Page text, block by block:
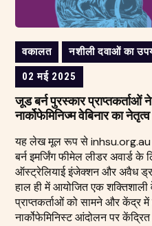
वकालत
नशीली दवाओं का
02 मई 2025
जूड बर्न पुरस्कार प्राप्तकर्ताओं
नार्कोफेमिनिज्म वेबिनार का
यह लेख मूल रूप से inhsu.org.au
बर्न इमर्जिंग फीमेल लीडर
ऑस्ट्रेलियाई इंजेक्शन और अवैध ड्रग
हाल ही में आयोजित एक शक्तिशाली
प्राप्तकर्ताओं को सामने और केंद्र
नार्कोफेमिनिस्ट आंदोलन पर